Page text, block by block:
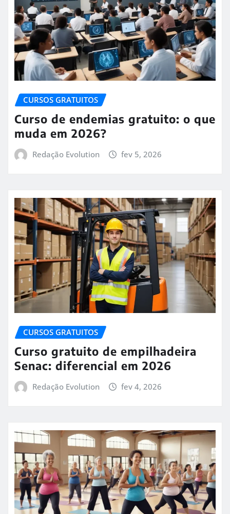
CURSOS GRATUITOS
Curso de endemias gratuito: o que
muda em 2026?
Redação Evolution fev 5, 2026
CURSOS GRATUITOS
Curso gratuito de empilhadeira
Senac: diferencial em 2026
Redação Evolution fev 4, 2026